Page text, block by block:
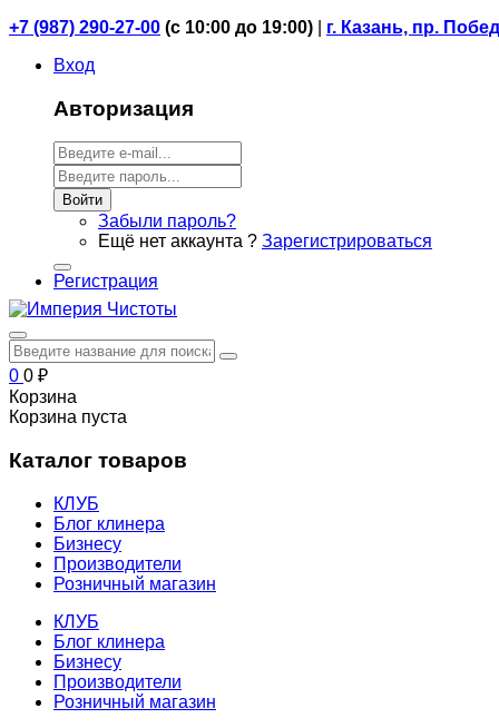
+7 (987) 290-27-00 (с 10:00 до 19:00)
г. Казань, пр.
Вход
Авторизация
Войти
Забыли пароль?
Ещё нет аккаунта ? Зарегистрироваться
Регистрация
0 0 ₽
Корзина
Корзина пуста
Каталог товаров
КЛУБ
Блог клинера
Бизнесу
Производители
Розничный магазин
КЛУБ
Блог клинера
Бизнесу
Производители
Розничный магазин